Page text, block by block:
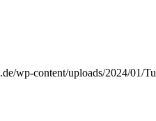
wp-content/uploads/2024/01/